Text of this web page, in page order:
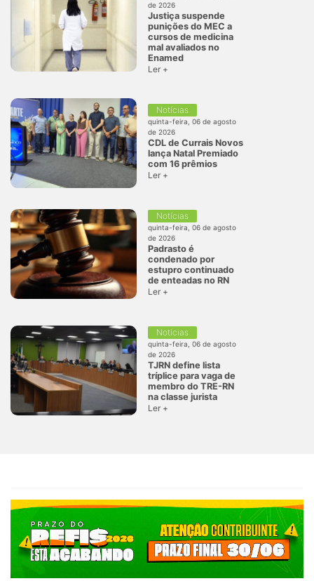
de 2026
Justiça suspende
punições do MEC a
cursos de medicina
mal avaliados no
Enamed
Ler +
Notícias
quinta-feira, 06 de agosto
de 2026
CDL de Currais Novos
lança Natal Premiado
com 16 prêmios
Ler +
Notícias
quinta-feira, 06 de agosto
de 2026
Padrasto é
condenado por
estupro continuado
de enteadas no RN
Ler +
Notícias
quinta-feira, 06 de agosto
de 2026
TJRN define lista
tríplice para vaga de
membro do TRE-RN
na classe jurista
Ler +